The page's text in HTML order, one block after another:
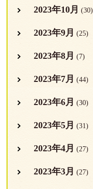
2023年10月 (30)
2023年9月 (25)
2023年8月 (7)
2023年7月 (44)
2023年6月 (30)
2023年5月 (31)
2023年4月 (27)
2023年3月 (27)